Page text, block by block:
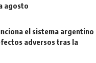
agosto
el sistema argentino
adversos tras la